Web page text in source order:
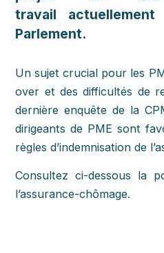
travail
Parlement.
Un sujet crucial pour les
over et des difficultés de
dernière enquête de la
dirigeants de PME sont
règles d’indemnisation de
Consultez ci-dessous la
l’assurance-chômage.